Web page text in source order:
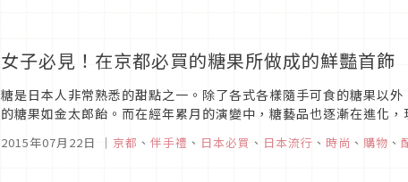
女子必見！在京都必買的糖果所做成的鮮豔首飾
糖是日本人非常熟悉的甜點之一。除了各式各樣隨手可食的糖果以
的糖果如金太郎飴。而在經年累月的演變中，糖藝品也逐漸在進化
2015年07月22日 ｜ 京都 、 伴手禮 、 日本必買 、 日本流行 、 時尚 、 購物 、